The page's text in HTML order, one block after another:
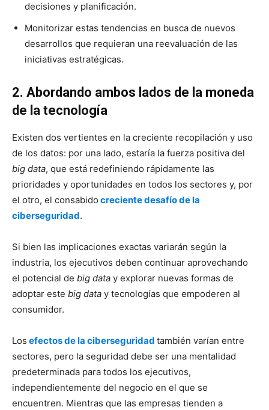
decisiones y planificación.
Monitorizar estas tendencias en busca de nuevos
desarrollos que requieran una reevaluación de las
iniciativas estratégicas.
2. Abordando ambos lados de la moneda
de la tecnología
Existen dos vertientes en la creciente recopilación y uso
de los datos: por una lado, estaría la fuerza positiva del
big data, que está redefiniendo rápidamente las
prioridades y oportunidades en todos los sectores y, por
el otro, el consabido creciente desafío de la
ciberseguridad.
Si bien las implicaciones exactas variarán según la
industria, los ejecutivos deben continuar aprovechando
el potencial de big data y explorar nuevas formas de
adoptar este big data y tecnologías que empoderen al
consumidor.
Los efectos de la ciberseguridad también varían entre
sectores, pero la seguridad debe ser una mentalidad
predeterminada para todos los ejecutivos,
independientemente del negocio en el que se
encuentren. Mientras que las empresas tienden a